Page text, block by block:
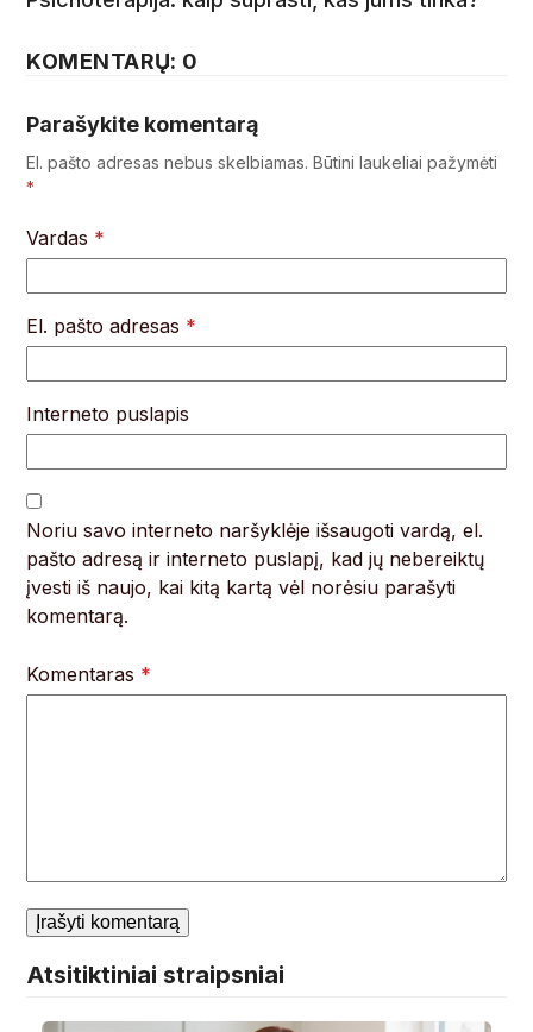
KOMENTARŲ: 0
Parašykite komentarą
El. pašto adresas nebus skelbiamas. Būtini laukeliai pažymėti
*
Vardas *
El. pašto adresas *
Interneto puslapis
Noriu savo interneto naršyklėje išsaugoti vardą, el.
pašto adresą ir interneto puslapį, kad jų nebereiktų
įvesti iš naujo, kai kitą kartą vėl norėsiu parašyti
komentarą.
Komentaras *
Atsitiktiniai straipsniai